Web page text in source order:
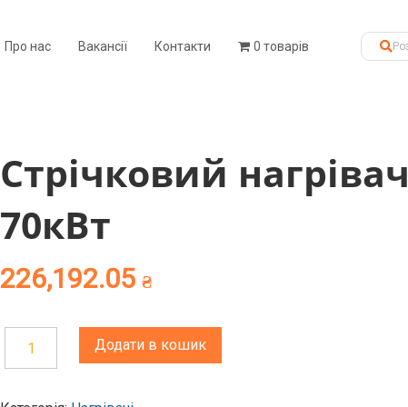
Про нас Вакансії Контакти 0 товарів
Стрічковий нагрівач
70кВт
226,192.05₴
Стрічковий
Додати в кошик